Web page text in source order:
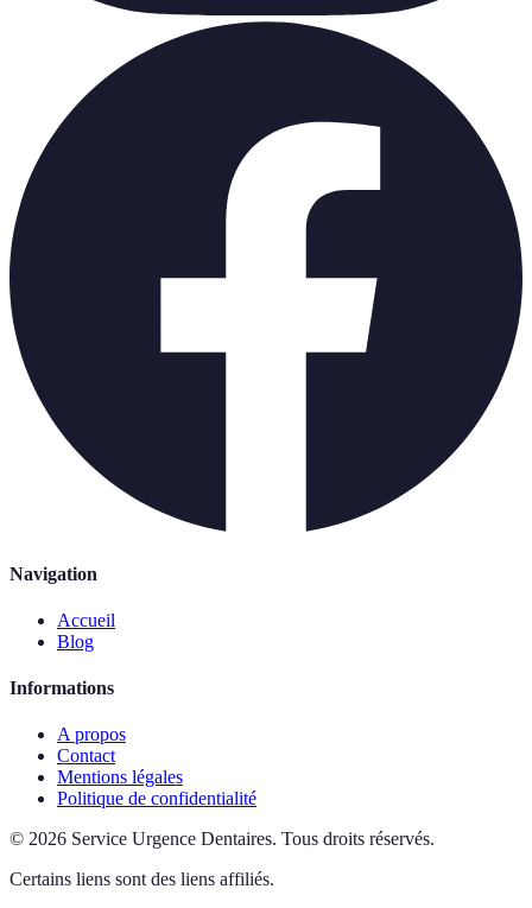
Navigation
Accueil
Blog
Informations
A propos
Contact
Mentions légales
Politique de confidentialité
© 2026 Service Urgence Dentaires. Tous droits réservés.
Certains liens sont des liens affiliés.